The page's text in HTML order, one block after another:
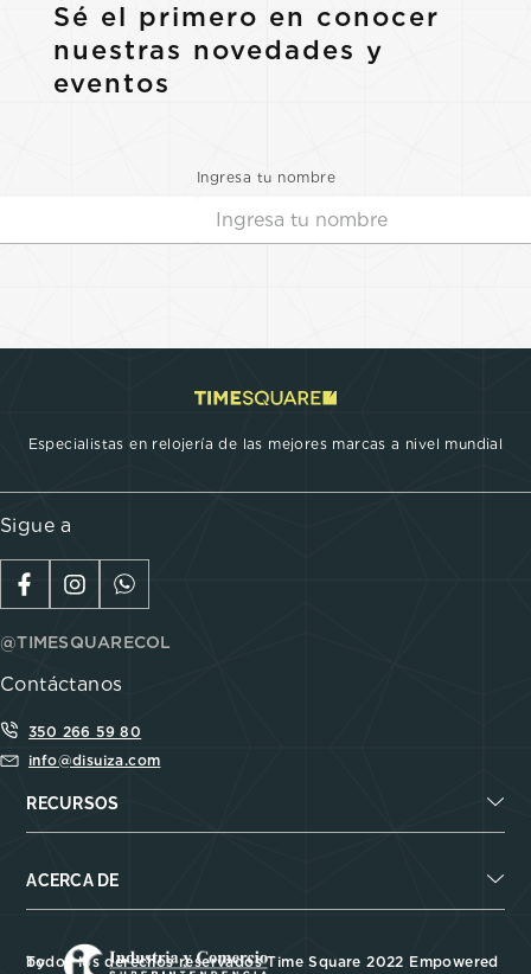
Sé el primero en conocer
nuestras novedades y
eventos
Ingresa tu nombre
Especialistas en relojería de las mejores marcas a nivel mundial
Sigue a
@TIMESQUARECOL
Contáctanos
350 266 59 80
info@disuiza.com
RECURSOS
ACERCA DE
Todos los derechos reservados Time Square 2022 Empowered by